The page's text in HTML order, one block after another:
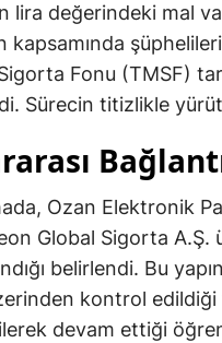
lira değerindeki mal
kapsamında
Fonu (TMSF)
Sürecin titizlikle
Ozan Elektronik
Global Sigorta A.Ş.
belirlendi. Bu
kontrol edildiği
devam ettiği